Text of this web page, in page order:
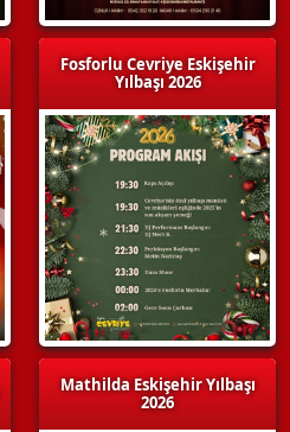
Fosforlu Cevriye Eskişehir
Yılbaşı 2026
Mathilda Eskişehir Yılbaşı
2026